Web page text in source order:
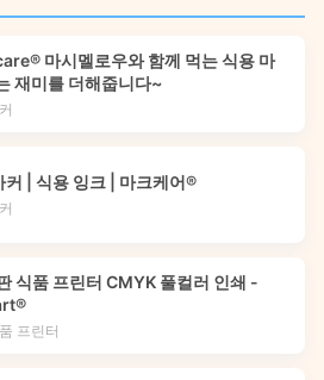
방법을 보여줍니다. 전문가용 및 DIY
마커를 적용하는 단계별 연습을 볼
마시멜로우와 함께 먹는 식용 마
재미를 더해줍니다~
커 | 식용 잉크 | 마크케어®
식품 프린터 CMYK 풀컬러 인쇄 -
프린터